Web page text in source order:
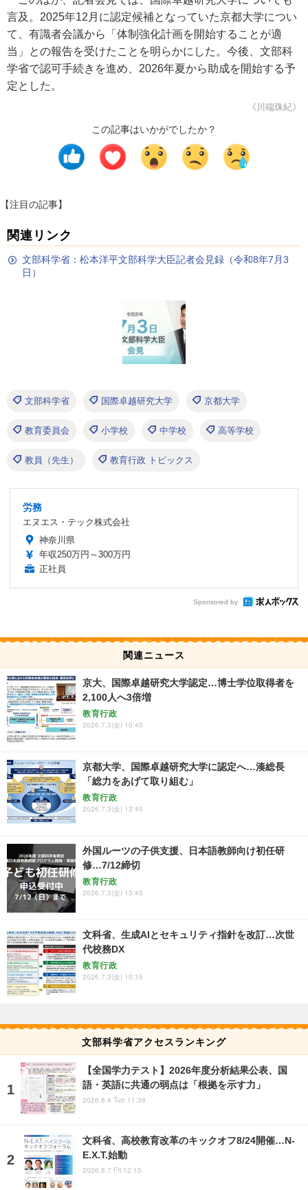
言及。2025年12月に認定候補となっていた京都大学につい
て、有識者会議から「体制強化計画を開始することが適
当」との報告を受けたことを明らかにした。今後、文部科
学省で認可手続きを進め、2026年夏から助成を開始する予
定とした。
《川端珠紀》
この記事はいかがでしたか？
【注目の記事】
関連リンク
文部科学省：松本洋平文部科学大臣記者会見録（令和8年7月3
日）
文部科学省 国際卓越研究大学 京都大学
教育委員会 小学校 中学校 高等学校
教員（先生） 教育行政 トピックス
労務
エヌエス・テック株式会社
神奈川県
年収250万円～300万円
正社員
Sponsored by
関連ニュース
京大、国際卓越研究大学認定…博士学位取得者を
2,100人へ3倍増
教育行政
2026.7.3(金) 10:45
京都大学、国際卓越研究大学に認定へ…湊総長
「総力をあげて取り組む」
教育行政
2026.7.3(金) 13:45
外国ルーツの子供支援、日本語教師向け初任研
修…7/12締切
教育行政
2026.7.3(金) 13:45
文科省、生成AIとセキュリティ指針を改訂…次世
代校務DX
教育行政
2026.7.3(金) 10:15
文部科学省アクセスランキング
【全国学力テスト】2026年度分析結果公表、国
語・英語に共通の弱点は「根拠を示す力」
2026.8.4 Tue 11:36
文科省、高校教育改革のキックオフ8/24開催…N-
E.X.T.始動
2026.8.7 Fri 12:15